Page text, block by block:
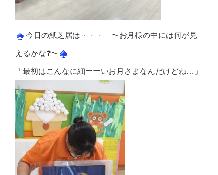
今日の紙芝居は・・・ 〜お月様の中には何が見
えるかな❓〜
「最初はこんなに細ーーいお月さまなんだけどね…」